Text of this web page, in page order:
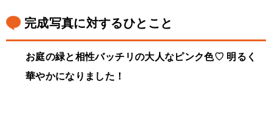
完成写真に対するひとこと
お庭の緑と相性バッチリの大人なピンク色♡ 明るく
華やかになりました！